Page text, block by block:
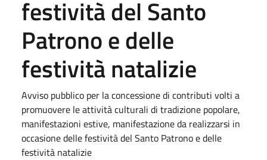
festività del Santo
Patrono e delle
festività natalizie
Avviso pubblico per la concessione di contributi volti a
promuovere le attività culturali di tradizione popolare,
manifestazioni estive, manifestazione da realizzarsi in
occasione delle festività del Santo Patrono e delle
festività natalizie